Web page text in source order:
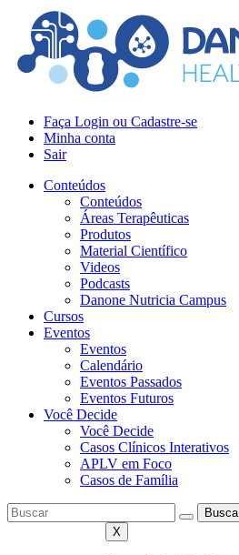
Faça Login ou Cadastre-se
Minha conta
Sair
Conteúdos
Conteúdos
Áreas Terapêuticas
Produtos
Material Científico
Videos
Podcasts
Danone Nutricia Campus
Cursos
Eventos
Eventos
Calendário
Eventos Passados
Eventos Futuros
Você Decide
Você Decide
Casos Clínicos Interativos
APLV em Foco
Casos de Família
Busca
X